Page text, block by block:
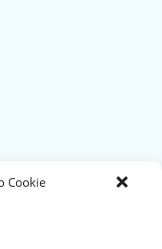
Cookie